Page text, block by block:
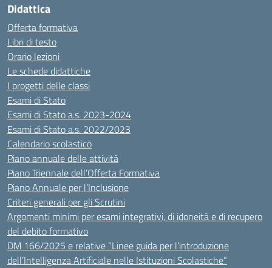
Didattica
Offerta formativa
Libri di testo
Orario lezioni
Le schede didattiche
I progetti delle classi
Esami di Stato
Esami di Stato a.s. 2023-2024
Esami di Stato a.s. 2022/2023
Calendario scolastico
Piano annuale delle attività
Piano Triennale dell’Offerta Formativa
Piano Annuale per l’Inclusione
Criteri generali per gli Scrutini
Argomenti minimi per esami integrativi, di idoneità e di recupero
del debito formativo
DM 166/2025 e relative “Linee guida per l’introduzione
dell’Intelligenza Artificiale nelle Istituzioni Scolastiche”